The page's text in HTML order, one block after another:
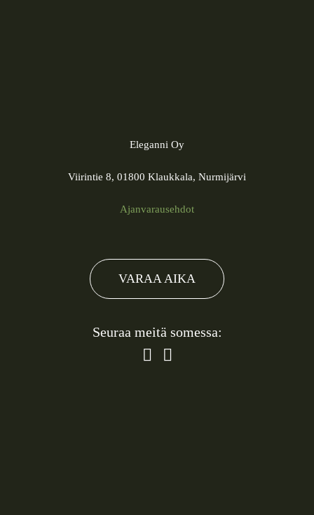
Eleganni Oy
Viirintie 8, 01800 Klaukkala, Nurmijärvi
Ajanvarausehdot
VARAA AIKA
Seuraa meitä somessa: